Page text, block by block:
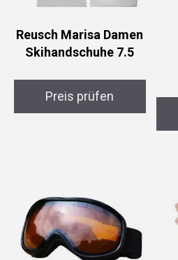
Reusch Marisa Damen
Skihandschuhe 7.5
Preis prüfen